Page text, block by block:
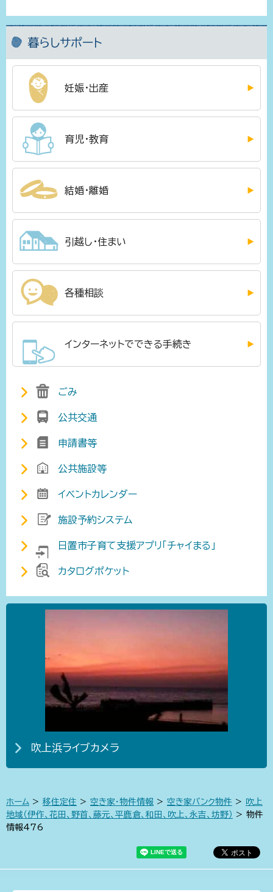
暮らしサポート
妊娠・出産
育児・教育
結婚・離婚
引越し・住まい
各種相談
インターネットでできる手続き
ごみ
公共交通
申請書等
公共施設等
イベントカレンダー
施設予約システム
日置市子育て支援アプリ「チャイまる」
カタログポケット
吹上浜ライブカメラ
ホーム > 移住定住 > 空き家・物件情報 > 空き家バンク物件 >
吹上
地域（伊作、花田、野首、藤元、平鹿倉、和田、吹上、永吉、坊野） > 物件
情報476​​